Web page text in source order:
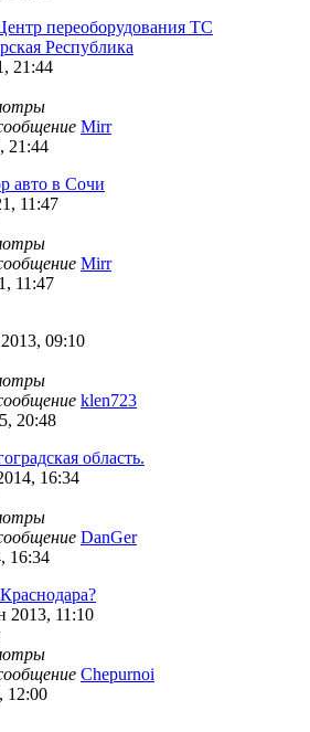
переоборудования ТС
Республика
21:44
Mirr
21:44
авто в Сочи
11:47
Mirr
11:47
09:10
klen723
20:48
область.
16:34
DanGer
16:34
2013, 11:10
Chepurnoi
12:00